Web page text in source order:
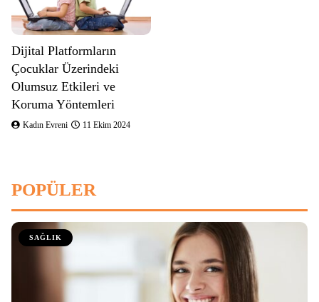
Dijital Platformların
Çocuklar Üzerindeki
Olumsuz Etkileri ve
Koruma Yöntemleri
Kadın Evreni 11 Ekim 2024
POPÜLER
SAĞLIK